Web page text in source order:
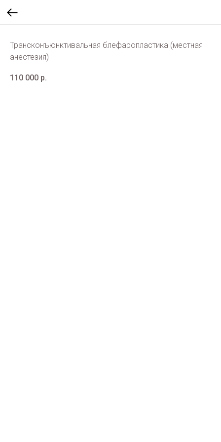
Трансконъюнктивальная блефаропластика (местная
анестезия)
110 000 р.